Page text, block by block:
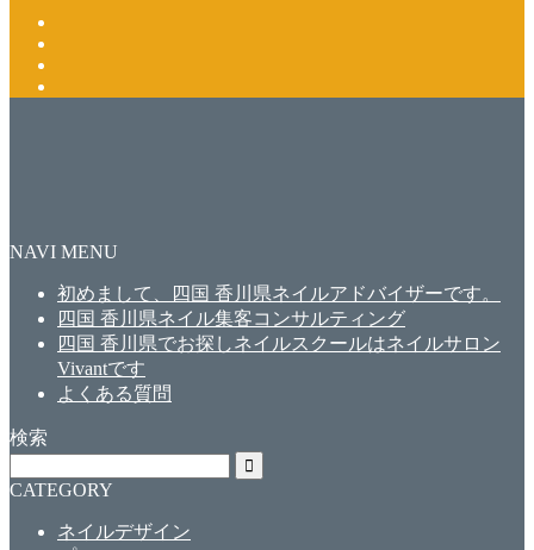
NAVI MENU
初めまして、四国 香川県ネイルアドバイザーです。
四国 香川県ネイル集客コンサルティング
四国 香川県でお探しネイルスクールはネイルサロン
Vivantです
よくある質問
検索
CATEGORY
ネイルデザイン